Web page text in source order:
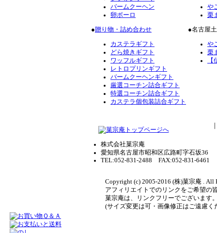
バームクーヘン
卵ボーロ
●贈り物・詰め合わせ
カステラギフト
どら焼きギフト
ワッフルギフト
レトロプリンギフト
バームクーヘンギフト
厳選コーチン詰合ギフト
特選コーチン詰合ギフト
カステラ個包装詰合ギフト
や
栗
●名古屋
や
栗
株式会社菓宗庵
愛知県名古屋市昭和区広路町字石坂36
TEL:052-831-2488 FAX:052-831-6461
Copyright (c) 2005-2016 (株)菓宗庵 . All
アフィリエイトでのリンクをご希望の
菓宗庵は、リンクフリーでございます
(サイズ変更は可・画像修正はご遠慮